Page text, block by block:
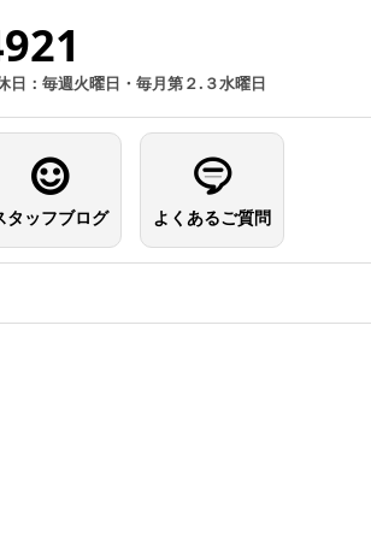
日：毎週火曜日・毎月第２.３水曜日
タッフブログ よくあるご質問